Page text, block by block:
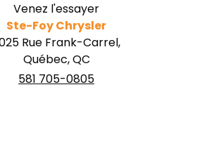
Venez l'essayer
Ste-Foy Chrysler
Rue Frank-Carrel,
Québec, QC
581 705-0805